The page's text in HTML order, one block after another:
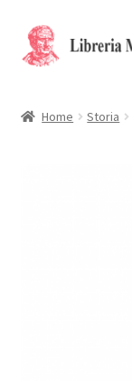
Vai
alla
Vai
al
Home Storia